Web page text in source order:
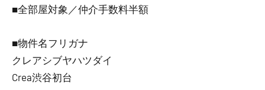
■全部屋対象／仲介手数料半額
■物件名フリガナ
クレアシブヤハツダイ
Crea渋谷初台